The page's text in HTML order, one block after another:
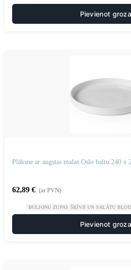
Pievienot
Plāksne ar augstas malas Oslo baltu 240 x
62,89 € (ar PVN)
BULJONU ZUPAS ŠĶĪVJI UN SALĀTU
Pievienot